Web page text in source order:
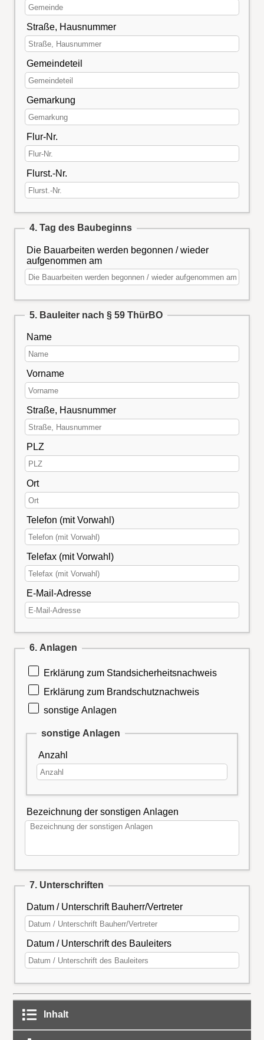
Straße, Hausnummer
Gemeindeteil
Gemarkung
Flur-Nr.
Flurst.-Nr.
4. Tag des Baubeginns
Die Bauarbeiten werden begonnen / wieder
aufgenommen am
5. Bauleiter nach § 59 ThürBO
Name
Vorname
Straße, Hausnummer
PLZ
Ort
Telefon (mit Vorwahl)
Telefax (mit Vorwahl)
E-Mail-Adresse
6. Anlagen
Erklärung zum Standsicherheitsnachweis
Erklärung zum Brandschutznachweis
sonstige Anlagen
sonstige Anlagen
Anzahl
Bezeichnung der sonstigen Anlagen
7. Unterschriften
Datum / Unterschrift Bauherr/Vertreter
Datum / Unterschrift des Bauleiters
Inhalt